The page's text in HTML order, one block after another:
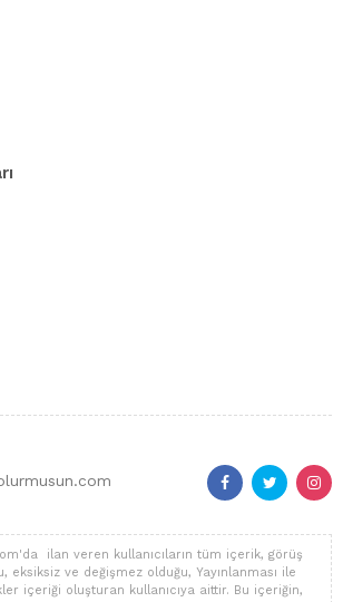
ilan veren kullanıcıların tüm içerik, görüş
eksiksiz ve değişmez olduğu, Yayınlanması ile
içeriği oluşturan kullanıcıya aittir. Bu içeriğin,